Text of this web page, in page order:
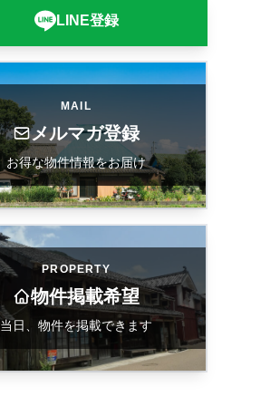
LINE登録
MAIL
メルマガ登録
お得な物件情報をお届け
PROPERTY
物件掲載希望
当日、物件を掲載できます